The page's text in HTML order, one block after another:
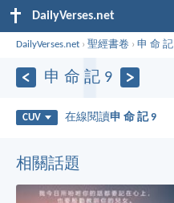
DailyVerses.net
DailyVerses.net ›聖經書卷 ›申 命 記
申 命 記 9
CUV 在線閱讀申 命 記 9
相關話題